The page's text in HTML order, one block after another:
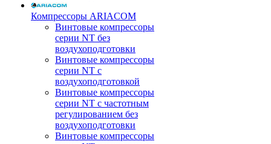
Компрессоры ARIACOM
Винтовые компрессоры
серии NT без
воздухоподготовки
Винтовые компрессоры
серии NT c
воздухоподготовкой
Винтовые компрессоры
серии NT с частотным
регулированием без
воздухоподготовки
Винтовые компрессоры